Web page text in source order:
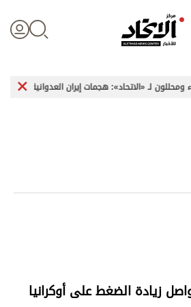
لـ «الاتحاد»: هجمات إيران العدوانية تشكل تهديداً
زيادة الضغط على أوكرانيا